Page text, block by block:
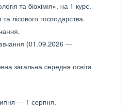
та біохімія», на 1 курс.
та лісового господарства.
(01.09.2026 —
загальна середня освіта
— 1 серпня.